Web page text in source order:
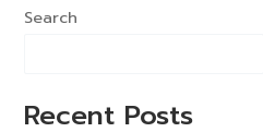
Search
Recent Posts